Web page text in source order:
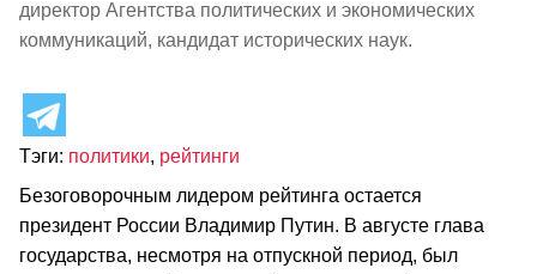
директор Агентства политических и экономических
коммуникаций, кандидат исторических наук.
Тэги: политики, рейтинги
Безоговорочным лидером рейтинга остается
президент России Владимир Путин. В августе глава
государства, несмотря на отпускной период, был